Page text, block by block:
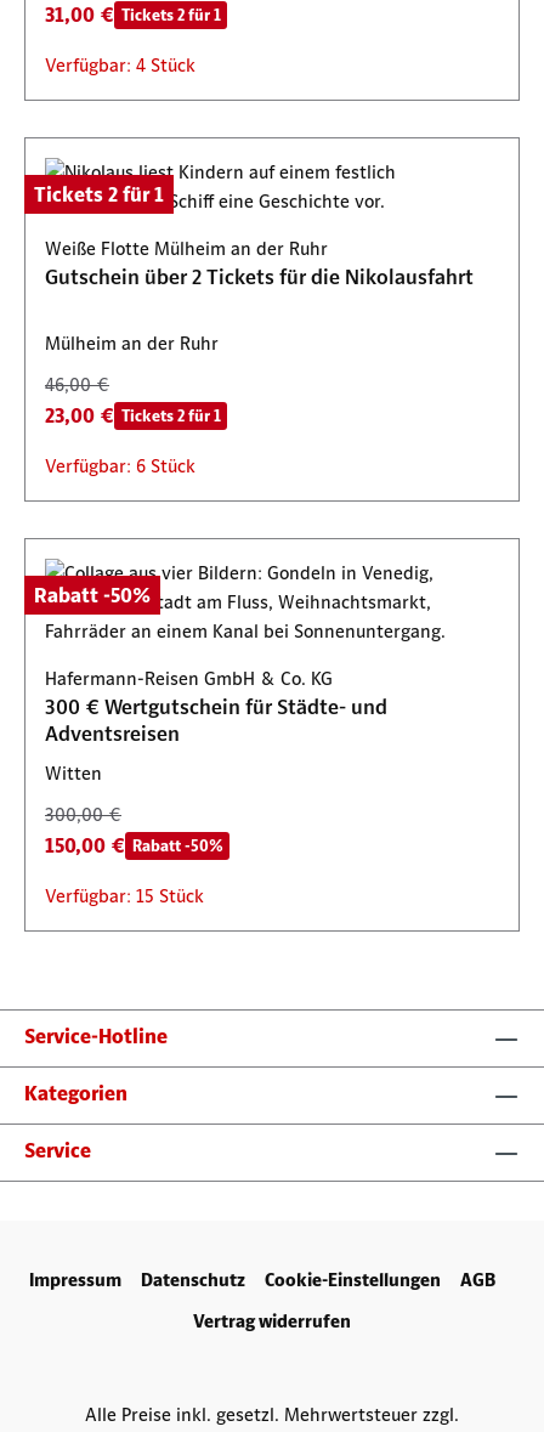
31,00 € Tickets 2 für 1
Verfügbar: 4 Stück
Tickets 2 für 1
Weiße Flotte Mülheim an der Ruhr
Gutschein über 2 Tickets für die Nikolausfahrt
Mülheim an der Ruhr
46,00 €
23,00 € Tickets 2 für 1
Verfügbar: 6 Stück
Rabatt -50%
Hafermann-Reisen GmbH & Co. KG
300 € Wertgutschein für Städte- und
Adventsreisen
Witten
300,00 €
150,00 € Rabatt -50%
Verfügbar: 15 Stück
Service-Hotline
Kategorien
Service
Impressum Datenschutz Cookie-Einstellungen
AGB
Vertrag widerrufen
Alle Preise inkl. gesetzl. Mehrwertsteuer zzgl.